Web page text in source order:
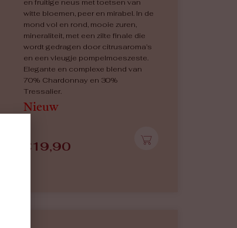
en fruitige neus met toetsen van
witte bloemen, peer en mirabel. In de
mond vol en rond, mooie zuren,
mineraliteit, met een zilte finale die
wordt gedragen door citrusaroma’s
en een vleugje pompelmoeszeste.
Elegante en complexe blend van
70% Chardonnay en 30%
Tressalier.
Nieuw
€ 19,90